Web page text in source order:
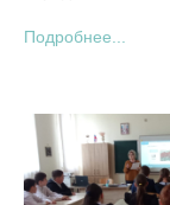
Подробнее...